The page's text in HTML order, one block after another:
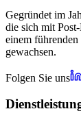
Gegründet im
die sich mit
einem
gewachsen.
Folgen Sie uns